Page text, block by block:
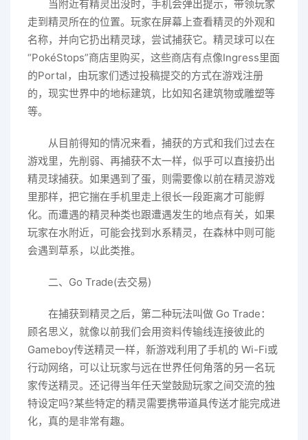
当附近有精灵出没时，手机会弹出提示，带领玩家
走到精灵所在的位置。玩家在屏幕上查看精灵的外观和
名称，并向它扔出精灵球，尝试捕获它。精灵球可以在
“PokéStops”商店里购买，这些商店有点像Ingress里面
的Portal，由玩家们透过投稿提交的方式在游戏注册
的，现实世界中的地标建筑，比如知名建筑物或雕塑等
等。
从目前得知的情况来看，捕获的方式和我们过去在
游戏里，先削弱、再捕获不太一样，似乎可以直接扔出
精灵球捕获。如果遇到了蛋，则需要像以前在精灵游戏
里那样，把它揣在手机里走上很长一段距离才可能孵
化。而遭遇的精灵种类也跟遭遇发生的地点有关，如果
玩家在水附近，可能会找到水系精灵，在森林中则可能
会遇到草系，以此类推。
二、Go Trade(去交易)
在捕获到精灵之后，第二种玩法叫做 Go Trade：
顾名思义，就像以前我们会用资料传输线连接彼此的
Gameboy传送精灵一样，新游戏利用了手机的 Wi-Fi或
行动网络，可以让玩家与远在世界任何角落的另一名玩
家传送精灵。还记得当年任天堂鼓励玩家之间交流的独
特设定吗?某些特定的精灵需要携带道具传送才能完成进
化，真的是非常有趣。